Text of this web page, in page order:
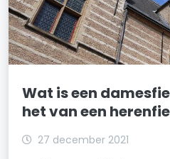
Wat is een
het van een
27 december 2021